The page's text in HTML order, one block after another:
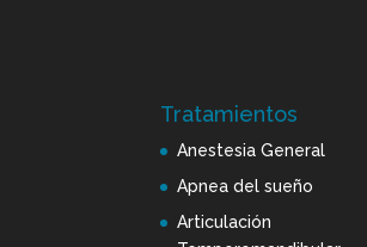
Tratamientos
Anestesia General
Apnea del sueño
Articulación